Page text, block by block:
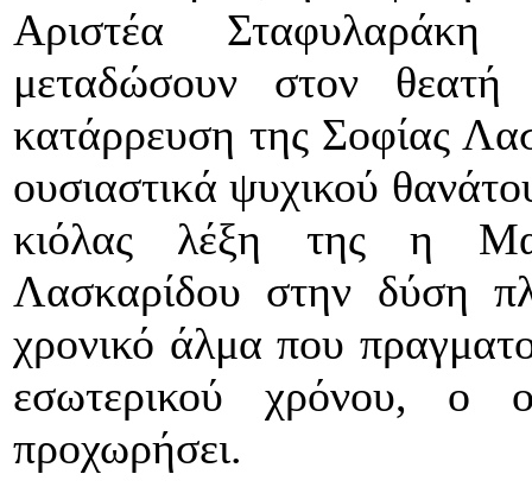
Αριστέα Σταφυλαράκη
μεταδώσουν στον
κατάρρευση της Σοφίας
ουσιαστικά ψυχικού
κιόλας λέξη της η
Λασκαρίδου στην δύση
χρονικό άλμα που
εσωτερικού χρόνου, ο
προχωρήσει.